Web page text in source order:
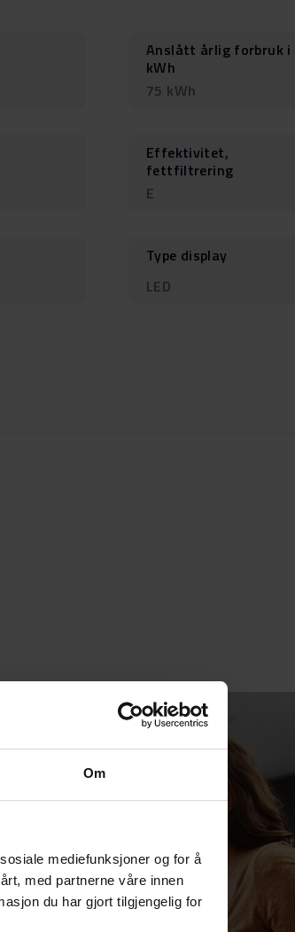
Om
mediefunksjoner og for å
med partnerne våre innen
du har gjort tilgjengelig for
Anslått årlig forbruk i
kWh
75 kWh
Effektivitet,
fettfiltrering
E
Type display
LED